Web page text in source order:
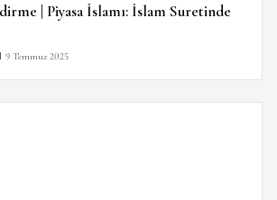
| Piyasa İslamı: İslam Suretinde
9 Temmuz 2025